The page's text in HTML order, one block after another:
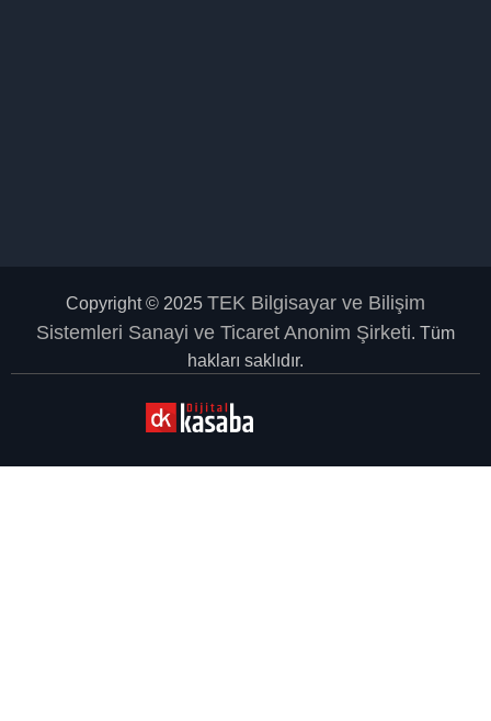
Copyright © 2025 TEK Bilgisayar ve Bilişim
Sistemleri Sanayi ve Ticaret Anonim Şirketi. Tüm
hakları saklıdır.